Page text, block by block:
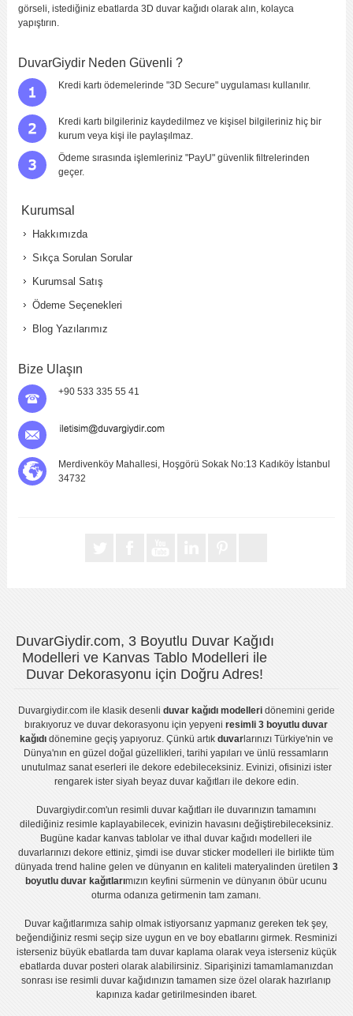
görseli, istediğiniz ebatlarda 3D duvar kağıdı olarak alın, kolayca
yapıştırın.
DuvarGiydir Neden Güvenli ?
Kredi kartı ödemelerinde "3D Secure" uygulaması kullanılır.
Kredi kartı bilgileriniz kaydedilmez ve kişisel bilgileriniz hiç bir
kurum veya kişi ile paylaşılmaz.
Ödeme sırasında işlemleriniz "PayU" güvenlik filtrelerinden
geçer.
Kurumsal
Hakkımızda
Sıkça Sorulan Sorular
Kurumsal Satış
Ödeme Seçenekleri
Blog Yazılarımız
Bize Ulaşın
+90 533 335 55 41
Merdivenköy Mahallesi, Hoşgörü Sokak No:13 Kadıköy İstanbul
34732
DuvarGiydir.com, 3 Boyutlu Duvar Kağıdı
Modelleri ve Kanvas Tablo Modelleri ile
Duvar Dekorasyonu için Doğru Adres!
Duvargiydir.comile klasik desenli duvar kağıdı modelleridönemini geride
bırakıyoruz veduvar dekorasyonu için yepyeniresimli 3 boyutlu duvar
kağıdıdönemine geçiş yapıyoruz. Çünkü artık duvarlarınızı Türkiye'nin ve
Dünya'nın en güzel doğal güzellikleri, tarihi yapıları ve ünlü ressamların
unutulmaz sanat eserleri ile dekore edebileceksiniz. Evinizi, ofisinizi ister
rengarek ister siyah beyaz duvar kağıtlarıile dekore edin.
Duvargiydir.com'unresimli duvar kağıtları ile duvarınızın tamamını
dilediğiniz resimle kaplayabilecek, evinizin havasını değiştirebileceksiniz.
Bugüne kadarkanvas tablolar veithal duvar kağıdı modelleri ile
duvarlarınızı dekore ettiniz, şimdi iseduvar sticker modelleri ile birlikte tüm
dünyada trend haline gelen ve dünyanın en kaliteli materyalinden üretilen 3
boyutlu duvar kağıtlarımızın keyfini sürmenin ve dünyanın öbür ucunu
oturma odanıza getirmenin tam zamanı.
Duvar kağıtlarımıza sahip olmak istiyorsanız yapmanız gereken tek şey,
beğendiğiniz resmi seçip size uygun en ve boy ebatlarını girmek. Resminizi
isterseniz büyük ebatlarda tam duvar kaplama olarak veya isterseniz küçük
ebatlarda duvar posteri olarak alabilirsiniz. Siparişinizi tamamlamanızdan
sonrası iseresimli duvar kağıdınızın tamamen size özel olarak hazırlanıp
kapınıza kadar getirilmesinden ibaret.